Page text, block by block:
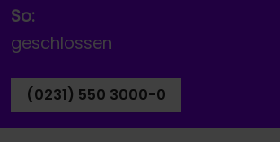
So:
geschlossen
(0231) 550 3000-0